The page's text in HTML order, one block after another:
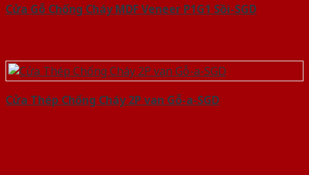
Cửa Gỗ Chống Cháy MDF Veneer P1G1 Sồi-SGD
Cửa Thép Chống Cháy 2P van Gỗ-a-SGD